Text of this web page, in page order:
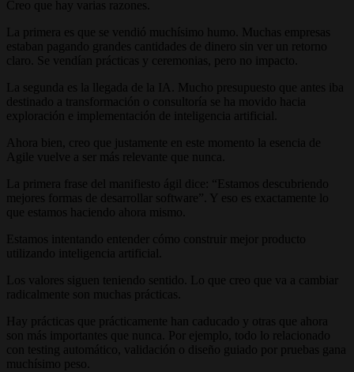
Creo que hay varias razones.
La primera es que se vendió muchísimo humo. Muchas empresas
estaban pagando grandes cantidades de dinero sin ver un retorno
claro. Se vendían prácticas y ceremonias, pero no impacto.
La segunda es la llegada de la IA. Mucho presupuesto que antes iba
destinado a transformación o consultoría se ha movido hacia
exploración e implementación de inteligencia artificial.
Ahora bien, creo que justamente en este momento la esencia de
Agile vuelve a ser más relevante que nunca.
La primera frase del manifiesto ágil dice: “Estamos descubriendo
mejores formas de desarrollar software”. Y eso es exactamente lo
que estamos haciendo ahora mismo.
Estamos intentando entender cómo construir mejor producto
utilizando inteligencia artificial.
Los valores siguen teniendo sentido. Lo que creo que va a cambiar
radicalmente son muchas prácticas.
Hay prácticas que prácticamente han caducado y otras que ahora
son más importantes que nunca. Por ejemplo, todo lo relacionado
con testing automático, validación o diseño guiado por pruebas gana
muchísimo peso.